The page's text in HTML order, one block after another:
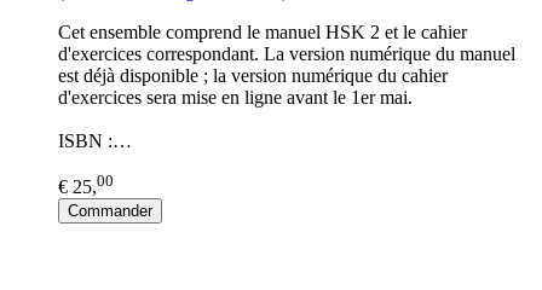
Cet ensemble comprend le manuel HSK 2 et le cahier
d'exercices correspondant. La version numérique du manuel
est déjà disponible ; la version numérique du cahier
d'exercices sera mise en ligne avant le 1er mai.
ISBN :…
€ 25,00
Commander